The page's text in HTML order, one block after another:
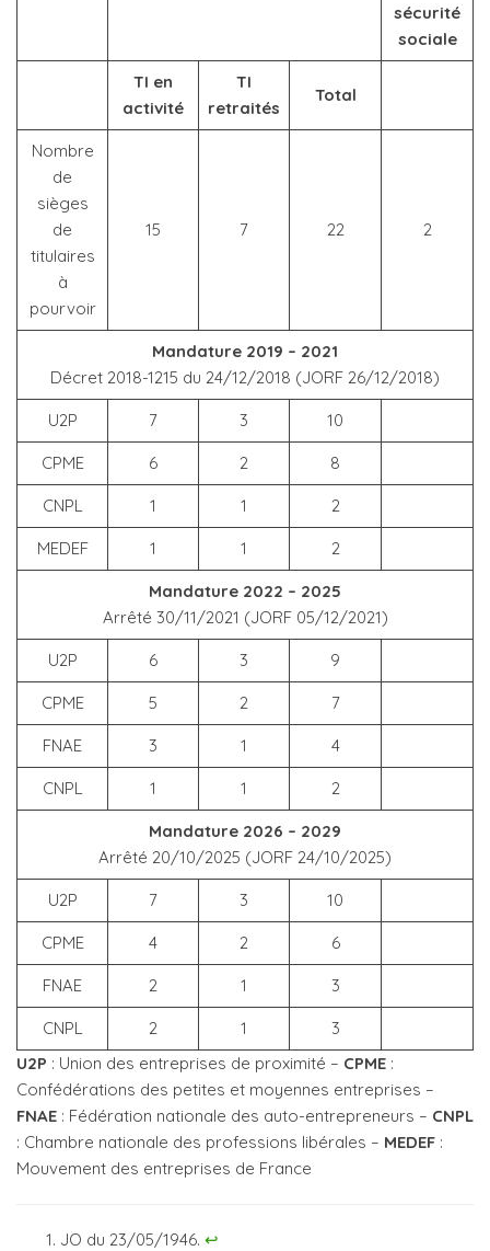
sécurité
sociale
TI en
activité
TI
retraités
Total
Nombre
de
sièges
de
titulaires
à
pourvoir
15 7 22 2
Mandature 2019 – 2021
Décret 2018-1215 du 24/12/2018 (JORF 26/12/2018)
U2P 7 3 10
CPME 6 2 8
CNPL 1 1 2
MEDEF 1 1 2
Mandature 2022 – 2025
Arrêté 30/11/2021 (JORF 05/12/2021)
U2P 6 3 9
CPME 5 2 7
FNAE 3 1 4
CNPL 1 1 2
Mandature 2026 – 2029
Arrêté 20/10/2025 (JORF 24/10/2025)
U2P 7 3 10
CPME 4 2 6
FNAE 2 1 3
CNPL 2 1
3
U2P : Union des entreprises de proximité – CPME :
Confédérations des petites et moyennes entreprises –
FNAE : Fédération nationale des auto-entrepreneurs – CNPL
: Chambre nationale des professions libérales – MEDEF :
Mouvement des entreprises de France
JO du 23/05/1946. ↩︎